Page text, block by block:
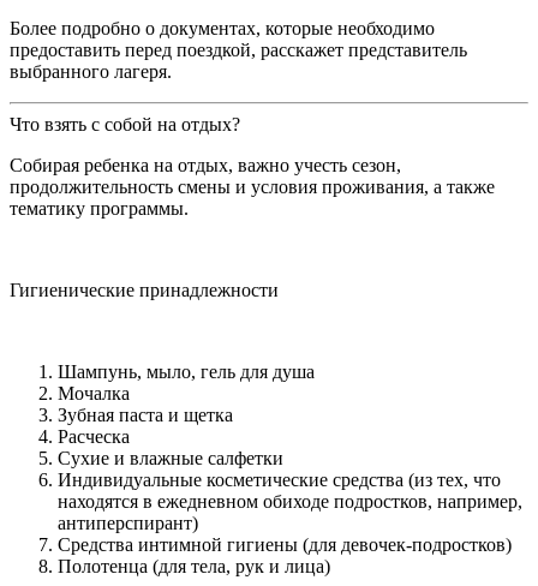
Более подробно о документах, которые необходимо
предоставить перед поездкой, расскажет представитель
выбранного лагеря.
Что взять с собой на отдых?
Собирая ребенка на отдых, важно учесть сезон,
продолжительность смены и условия проживания, а также
тематику программы.
Гигиенические принадлежности
Шампунь, мыло, гель для душа
Мочалка
Зубная паста и щетка
Расческа
Сухие и влажные салфетки
Индивидуальные косметические средства (из тех, что
находятся в ежедневном обиходе подростков, например,
антиперспирант)
Средства интимной гигиены (для девочек-подростков)
Полотенца (для тела, рук и лица)